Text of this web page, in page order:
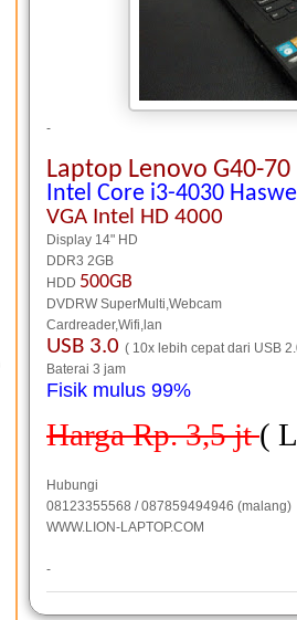
-
Laptop Lenovo G40-70
Intel Core i3-4030
VGA Intel HD 4000
Display 14" HD
DDR3 2GB
HDD 500GB
DVDRW SuperMulti,Webcam
Cardreader,Wifi,lan
USB 3.0 ( 10x lebih cepat dari USB
Baterai 3 jam
Fisik mulus 99%
Harga Rp. 3,5 jt(
Hubungi
08123355568 / 087859494946 (malang)
WWW.LION-LAPTOP.COM
-